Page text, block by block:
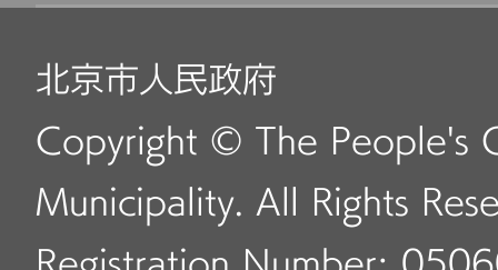
北京市人民政府
Copyright © The People's
Municipality. All Rights